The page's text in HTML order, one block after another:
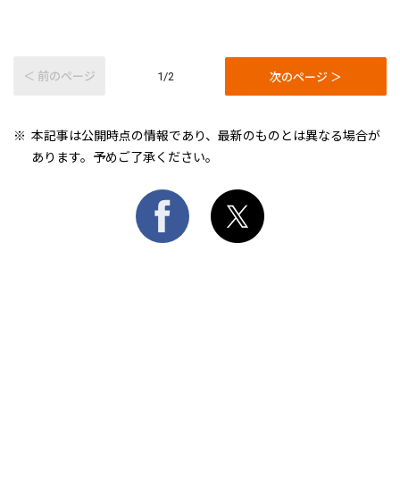
＜ 前のページ 1/2 次のページ ＞
本記事は公開時点の情報であり、最新のものとは異なる場合が
あります。予めご了承ください。